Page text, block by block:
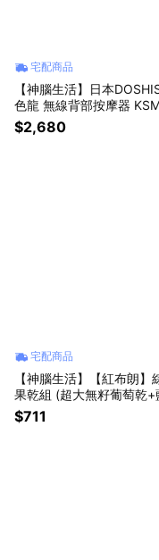
宅配商品
【神腦生活】日本
色龍 無線背部按摩器
1BK 類按摩槍 按摩下背 背
摩 腰部按摩 背墊 椅背 背
$2,680
宅配商品
【神腦生活】【紅布朗】
果乾組 (超大無籽葡萄乾+
+蔓越莓乾) 中秋禮盒 中秋
中秋送禮 拜年 春節 送禮
$711